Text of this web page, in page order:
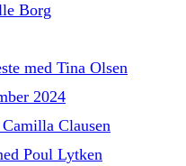
Borg
med Tina Olsen
2024
Clausen
Poul Lytken